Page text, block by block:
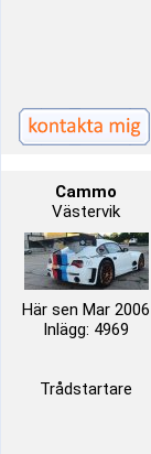
Cammo
Västervik
Här sen Mar 2006
Inlägg: 4969
Trådstartare